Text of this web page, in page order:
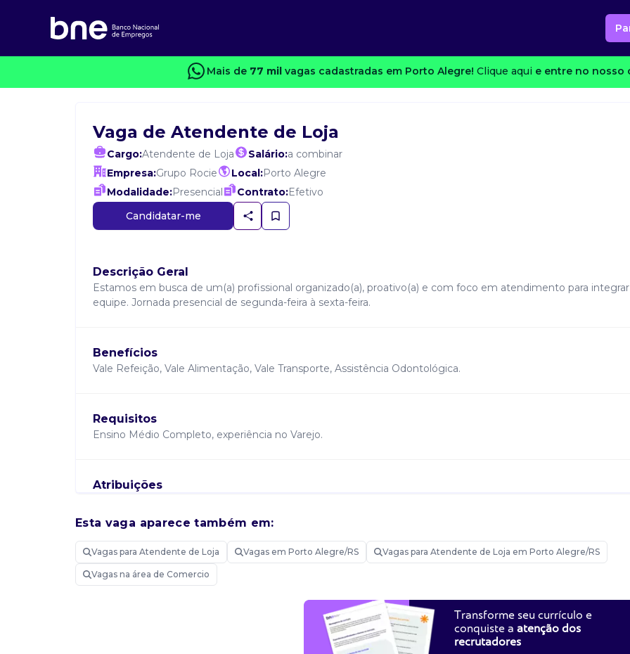
Mais de 77 mil vagas cadastradas em Porto Alegre! Clique aqui e entre no nosso
Vaga de Atendente de Loja
Cargo:Atendente de Loja Salário:a combinar
Empresa:Grupo Rocie Local:Porto Alegre
Modalidade:Presencial Contrato:Efetivo
Candidatar-me
Descrição Geral
Estamos em busca de um(a) profissional organizado(a), proativo(a) e com foco em atendimento para integrar
equipe. Jornada presencial de segunda-feira à sexta-feira.
Benefícios
Vale Refeição, Vale Alimentação, Vale Transporte, Assistência Odontológica.
Requisitos
Ensino Médio Completo, experiência no Varejo.
Atribuições
reposição e precificação de mercadorias, Controlar e organizar o estoque, Etiquetar produtos corretamente,
que os produtos estejam adequadamente expostos, Atendimento ao cliente, oferecendo uma boa
Candidatar-me
Esta vaga aparece também em:
Vagas para Atendente de Loja Vagas em Porto Alegre/RS Vagas para Atendente de Loja em Porto Alegre/RS
Vagas na área de Comercio
Transforme seu currículo e
conquiste a atenção dos
recrutadores